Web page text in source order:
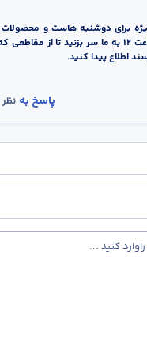
برای دوشنبه هاست و
هر دوشنبه ساعت 12 به ما سر بزنید تا از
اطلاع پیدا کنید.
پاسخ به نظر